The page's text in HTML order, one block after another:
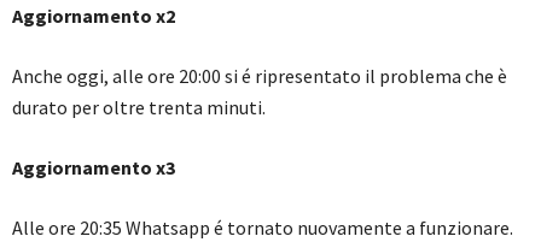
Aggiornamento x2
Anche oggi, alle ore 20:00 si é ripresentato il problema che è
durato per oltre trenta minuti.
Aggiornamento x3
Alle ore 20:35 Whatsapp é tornato nuovamente a funzionare.